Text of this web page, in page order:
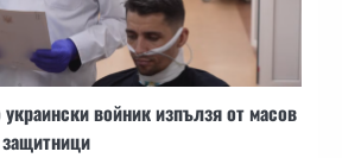
войник изпълзя от масов